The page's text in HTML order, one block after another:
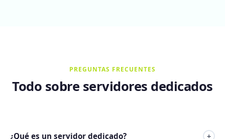
PREGUNTAS FRECUENTES
Todo sobre servidores dedicados
¿Qué es un servidor dedicado? +